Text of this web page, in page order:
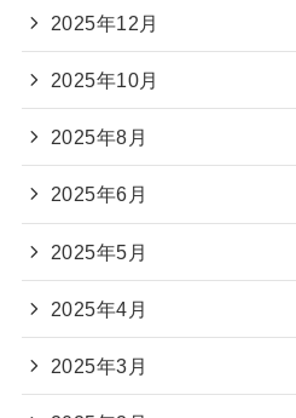
2025年12月
2025年10月
2025年8月
2025年6月
2025年5月
2025年4月
2025年3月